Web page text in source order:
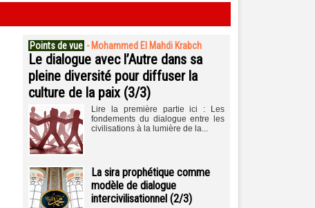
Points de vue - Mohammed El Mahdi Krabch
Le dialogue avec l’Autre dans sa
pleine diversité pour diffuser la
culture de la paix (3/3)
Lire la première partie ici : Les
fondements du dialogue entre les
civilisations à la lumière de la...
La sira prophétique comme
modèle de dialogue
intercivilisationnel (2/3)